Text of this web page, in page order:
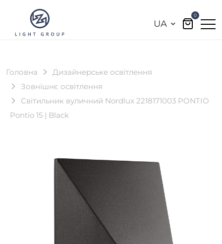
UA
0
Головна
Дизайнерське освітлення
Зовнішнє освітлення
Світильник вуличний Nordlux 2218171003 PONTIO
Pontio 15 | Black